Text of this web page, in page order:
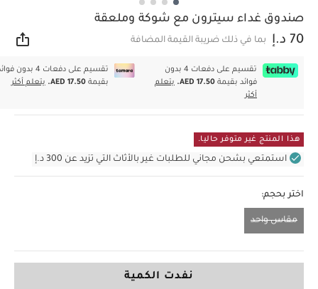
صندوق غداء سيترون مع شوكة وملعقة
70 د.إ بما في ذلك ضريبة القيمة المضافة
تقسيم على دفعات 4 بدون
فوائد بقيمة AED 17.50.
يتعلم
أكثر
تقسيم على دفعات 4 بدون
بقيمةAED 17.50. يتعلم أكثر
هذا المنتج غير متوفر حاليا.
استمتعي بشحن مجاني للطلبات غير بالأثاث التي تزيد عن 300 د.إ
اختر بحجم:
مقاس واحد
نفدت الكمية